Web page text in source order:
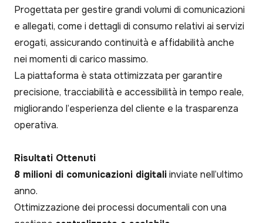
Progettata per gestire grandi volumi di comunicazioni
e allegati, come i dettagli di consumo relativi ai servizi
erogati, assicurando continuità e affidabilità anche
nei momenti di carico massimo.
La piattaforma è stata ottimizzata per garantire
precisione, tracciabilità e accessibilità in tempo reale,
migliorando l’esperienza del cliente e la trasparenza
operativa.
Risultati Ottenuti
8 milioni di comunicazioni digitaliinviate nell’ultimo
anno.
Ottimizzazione dei processi documentali con una